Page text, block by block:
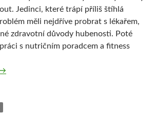
Jedinci, které trápí příliš štíhlá
měli nejdříve probrat s lékařem,
zdravotní důvody hubenosti. Poté
s nutričním poradcem a fitness
přibrat na váze zdravě?